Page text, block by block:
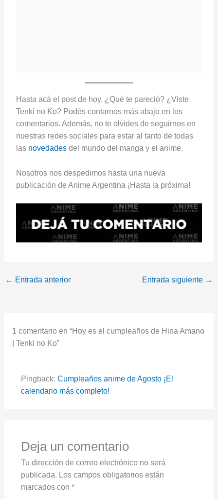
Hasta acá el post de hoy. ¿Qué te pareció? ¿Viste
Tenki no Ko? Podés contarnos más abajo en los
comentarios. Además, no te olvides de seguirnos en
nuestras redes sociales para estar al tanto de todas
las novedadesdel mundo del manga y el anime.
Nosotros nos despedimos hasta una nueva
publicación de Anime Argentina ¡Hasta la próxima!
← Entrada anterior Entrada siguiente →
1 comentario en “Hoy es el cumpleaños de Hina Amano
| Tenki no Ko”
Pingback: Cumpleaños anime de Agosto ¡El
calendario más completo!
Deja un comentario
Tu dirección de correo electrónico no será
publicada. Los campos obligatorios están
marcados con *